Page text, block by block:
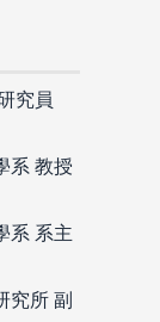
究員
系 教授
系 系主
究所 副